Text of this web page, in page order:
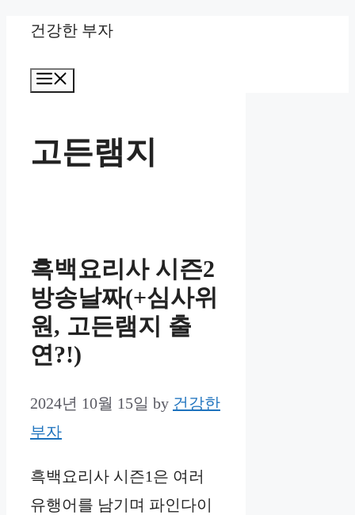
Skip
content
건강한 부자
고든램지
흑백요리사 시즌2
방송날짜(+심사위
원, 고든램지 출
연?!)
2024년 10월 15일 by 건강한
부자
흑백요리사 시즌1은 여러
유행어를 남기며 파인다이